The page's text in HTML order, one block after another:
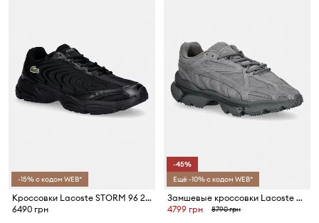
-15% с кодом WEB*
Кроссовки Lacoste STORM 96 2K
6490 грн
-45%
Ещё -10% с кодом WEB*
Замшевые кроссовки Lacoste L003 2K24 Sneakers
4799 грн
8790 грн